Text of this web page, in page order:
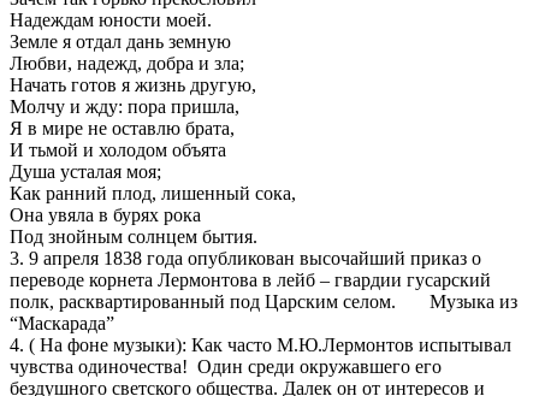
Надеждам юности моей.
Земле я отдал дань земную
Любви, надежд, добра и зла;
Начать готов я жизнь другую,
Молчу и жду: пора пришла,
Я в мире не оставлю брата,
И тьмой и холодом объята
Душа усталая моя;
Как ранний плод, лишенный сока,
Она увяла в бурях рока
Под знойным солнцем бытия.
3. 9 апреля 1838 года опубликован высочайший приказ о
переводе корнета Лермонтова в лейб – гвардии гусарский
полк, расквартированный под Царским селом. Музыка из
“Маскарада”
4. ( На фоне музыки): Как часто М.Ю.Лермонтов испытывал
чувства одиночества! Один среди окружавшего его
бездушного светского общества. Далек он от интересов и